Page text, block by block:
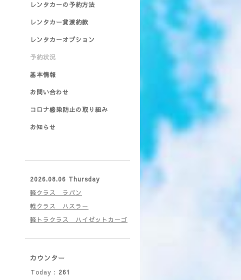
レンタカーの予約方法
レンタカー貸渡約款
レンタカーオプション
予約状況
基本情報
お問い合わせ
コロナ感染防止の取り組み
お知らせ
2026.08.06 Thursday
軽クラス ラパン
軽クラス ハスラー
軽トラクラス ハイゼットカーゴ
カウンター
Today : 261